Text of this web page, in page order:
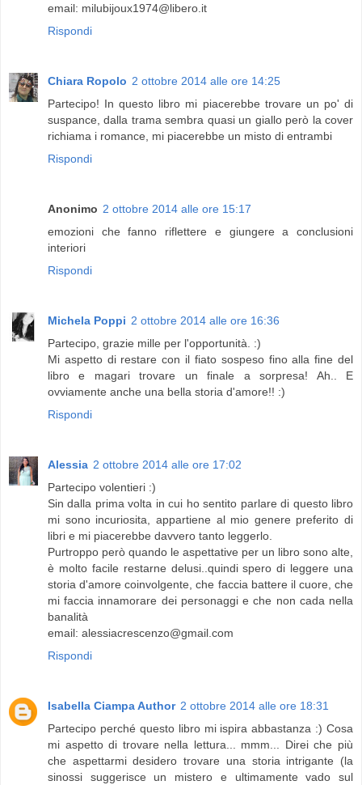
email: milubijoux1974@libero.it
Rispondi
Chiara Ropolo 2 ottobre 2014 alle ore 14:25
Partecipo! In questo libro mi piacerebbe trovare un po' di
suspance, dalla trama sembra quasi un giallo però la cover
richiama i romance, mi piacerebbe un misto di entrambi
Rispondi
Anonimo 2 ottobre 2014 alle ore 15:17
emozioni che fanno riflettere e giungere a conclusioni
interiori
Rispondi
Michela Poppi 2 ottobre 2014 alle ore 16:36
Partecipo, grazie mille per l'opportunità. :)
Mi aspetto di restare con il fiato sospeso fino alla fine del
libro e magari trovare un finale a sorpresa! Ah.. E
ovviamente anche una bella storia d'amore!! :)
Rispondi
Alessia 2 ottobre 2014 alle ore 17:02
Partecipo volentieri :)
Sin dalla prima volta in cui ho sentito parlare di questo libro
mi sono incuriosita, appartiene al mio genere preferito di
libri e mi piacerebbe davvero tanto leggerlo.
Purtroppo però quando le aspettative per un libro sono alte,
è molto facile restarne delusi..quindi spero di leggere una
storia d'amore coinvolgente, che faccia battere il cuore, che
mi faccia innamorare dei personaggi e che non cada nella
banalità
email: alessiacrescenzo@gmail.com
Rispondi
Isabella Ciampa Author 2 ottobre 2014 alle ore 18:31
Partecipo perché questo libro mi ispira abbastanza :) Cosa
mi aspetto di trovare nella lettura... mmm... Direi che più
che aspettarmi desidero trovare una storia intrigante (la
sinossi suggerisce un mistero e ultimamente vado sul